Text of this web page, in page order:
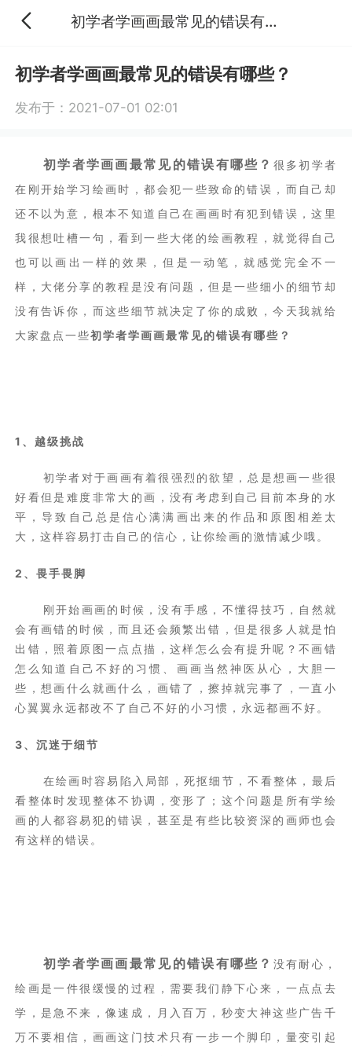
初学者学画画最常见的错误有哪些？
初学者学画画最常见的错误有哪些？
发布于：2021-07-01 02:01
初学者学画画最常见的错误有哪些？ 很多初学者
在刚开始学习绘画时，都会犯一些致命的错误，而自己却
还不以为意，根本不知道自己在画画时有犯到错误，这里
我很想吐槽一句，看到一些大佬的绘画教程，就觉得自己
也可以画出一样的效果，但是一动笔，就感觉完全不一
样，大佬分享的教程是没有问题，但是一些细小的细节却
没有告诉你，而这些细节就决定了你的成败，今天我就给
大家盘点一些初学者学画画最常见的错误有哪些？
1、越级挑战
初学者对于画画有着很强烈的欲望，总是想画一些很
好看但是难度非常大的画，没有考虑到自己目前本身的水
平，导致自己总是信心满满画出来的作品和原图相差太
大，这样容易打击自己的信心，让你绘画的激情减少哦。
2、畏手畏脚
刚开始画画的时候，没有手感，不懂得技巧，自然就
会有画错的时候，而且还会频繁出错，但是很多人就是怕
出错，照着原图一点点描，这样怎么会有提升呢？不画错
怎么知道自己不好的习惯、画画当然神医从心，大胆一
些，想画什么就画什么，画错了，擦掉就完事了，一直小
心翼翼永远都改不了自己不好的小习惯，永远都画不好。
3、沉迷于细节
在绘画时容易陷入局部，死抠细节，不看整体，最后
看整体时发现整体不协调，变形了；这个问题是所有学绘
画的人都容易犯的错误，甚至是有些比较资深的画师也会
有这样的错误。
初学者学画画最常见的错误有哪些？ 没有耐心，
绘画是一件很缓慢的过程，需要我们静下心来，一点点去
学，是急不来，像速成，月入百万，秒变大神这些广告千
万不要相信，画画这门技术只有一步一个脚印，量变引起